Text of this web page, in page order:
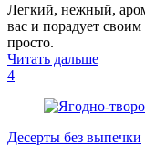
Легкий, нежный,
вас и порадует
просто.
Читать дальше
4
Десерты без выпечки